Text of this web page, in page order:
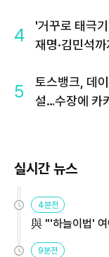
4
'거꾸로 태극
재명·김민석
5
토스뱅크, 데
설…수장에 카
실시간 뉴스
4분전
與 "'하늘이법'
9분전